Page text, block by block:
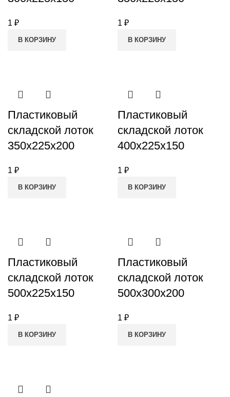
1 ₽
В КОРЗИНУ
1 ₽
В КОРЗИНУ
Пластиковый
складской лоток
350x225x200
1 ₽
В КОРЗИНУ
Пластиковый
складской лоток
400x225x150
1 ₽
В КОРЗИНУ
Пластиковый
складской лоток
500x225x150
1 ₽
В КОРЗИНУ
Пластиковый
складской лоток
500x300x200
1 ₽
В КОРЗИНУ